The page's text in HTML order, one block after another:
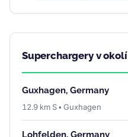
Superchargery v okolí
Guxhagen, Germany
12.9 km S • Guxhagen
Lohfelden, Germany